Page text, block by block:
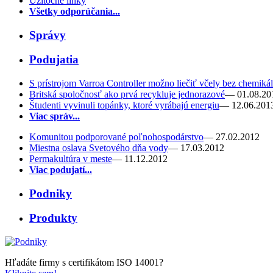
Všetky odporúčania...
Správy
Podujatia
S prístrojom Varroa Controller možno liečiť včely bez
Britská spoločnosť ako prvá recykluje jednorazové—
Študenti vyvinuli topánky, ktoré vyrábajú energiu—
Viac správ...
Komunitou podporované poľnohospodárstvo— 27.02.2012
Miestna oslava Svetového dňa vody— 17.03.2012
Permakultúra v meste— 11.12.2012
Viac podujatí...
Podniky
Produkty
Hľadáte firmy s certifikátom ISO 14001?